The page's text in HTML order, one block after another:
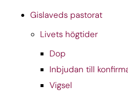
Gislaveds pastorat
Livets högtider
Dop
Inbjudan till
Vigsel